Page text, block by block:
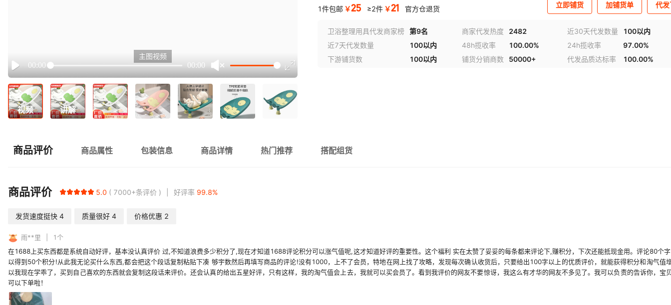
Play
00:00 00:00
主图视频 讲解视频
视频 讲解
1件包邮 ￥25 ≥2件 ￥21 官方仓退货 立即铺货 加铺货单 代
卫浴整理用具代发商家榜 第9名 商家代发热度 2482 近30天代发数量
100以内
近7天代发数量
100以内 48h揽收率 100.00% 24h揽收率
97.00%
下游铺货数
100以内 铺货分销商数 50000+ 代发品质达标率 100.00%
商品评价 商品属性 包装信息 商品详情 热门推荐 搭配组货
商品评价 5.0 7000+条评价 好评率 99.8%
发货速度挺快 4 质量很好 4 价格优惠 2
雨**里 1个
在1688上买东西都是系统自动好评，基本没认真评价 过,不知道浪费多少积分了,现在才知道1688评论积分可以涨气值呢,这才知道好评的重要性。这个福利 实在太赞了妥妥的每条都来评论下,赚积分，下次还能抵现金用。评论80个
以得到50个积分!从此我无论买什么东西,都会把这个段话复制粘贴下凑 够宇数然后再填写商品的评论!没有1000，上不了会员，特地在网上找了攻略，发现每次确认收货后，只要给出100字以上的优质评价，就能荻得积分和淘气值
以我现在学乖了，买到自己喜欢的东西就会复制这段话来评价。还会认真的给出五星好评，只有这样，我的淘气值会上去，我就可以买会员了。看到我评价的网友不要惊讶，我这么有才华的网友不多见了。我可以负责的告诉你，宝
可以下单啦！